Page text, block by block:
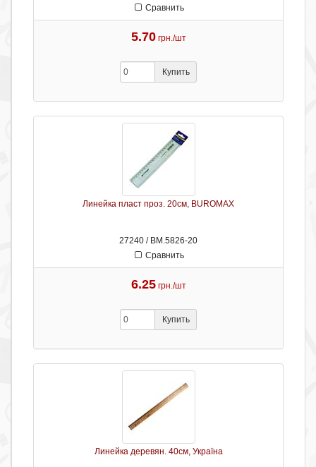
Сравнить
5.70 грн./шт
Купить
Линейка пласт проз. 20см, BUROMAX
27240 / ВМ.5826-20
Сравнить
6.25 грн./шт
Купить
Линейка деревян. 40см, Україна